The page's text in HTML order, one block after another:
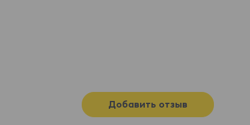
Добавить отзыв